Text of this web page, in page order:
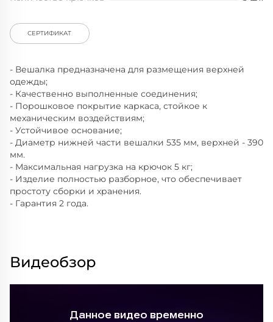
СЕРТИФИКАТ
- Вешалка предназначена для размещения верхней
одежды;
- Качественно выполненные соединения;
- Порошковое покрытие каркаса, стойкое к
механическим воздействиям;
- Устойчивое основание;
- Диаметр нижней части вешалки 535 мм, верхней - 390
мм.
- Максимальная нагрузка на крючок 5 кг;
- Изделие полностью разборное, что обеспечивает
простоту сборки и хранения.
- Гарантия 2 года.
Видеобзор